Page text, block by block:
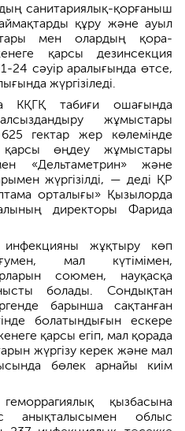
санитариялық-қорғаныш
құру және ауыл
мен олардың қора-
қарсы дезинсекция
24 сәуір аралығында өтсе,
жүргізіледі.
табиғи ошағында
жұмыстары
гектар жер көлемінде
қарсы өңдеу жұмыстары
«Дельтаметрин» және
жүргізілді, — деді ҚР
орталығы» Қызылорда
директоры Фарида
жұқтыру көп
мал күтімімен,
союмен, науқасқа
болады. Сондықтан
барынша сақтанған
болатындығын ескере
қарсы егіп, мал қорада
жүргізу керек және мал
бөлек арнайы киім
қызбасына
анықталысымен облыс